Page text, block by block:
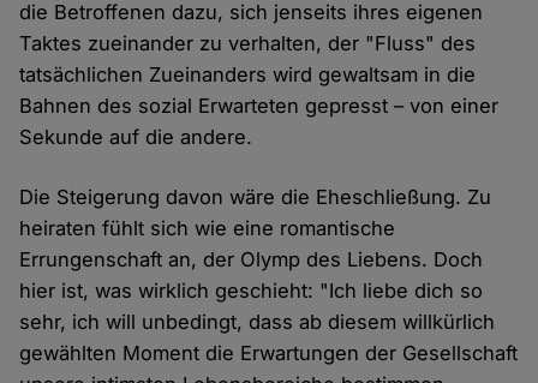
die Betroffenen dazu, sich jenseits ihres eigenen
Taktes zueinander zu verhalten, der "Fluss" des
tatsächlichen Zueinanders wird gewaltsam in die
Bahnen des sozial Erwarteten gepresst – von einer
Sekunde auf die andere.
Die Steigerung davon wäre die Eheschließung. Zu
heiraten fühlt sich wie eine romantische
Errungenschaft an, der Olymp des Liebens. Doch
hier ist, was wirklich geschieht: "Ich liebe dich so
sehr, ich will unbedingt, dass ab diesem willkürlich
gewählten Moment die Erwartungen der Gesellschaft